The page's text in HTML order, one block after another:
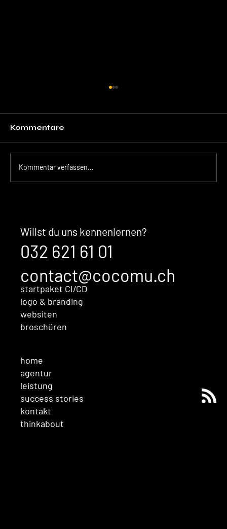
bevor Sales überhaupt im
Gespräch ist
Kommentare
Kommentar verfassen...
home
agentur
leistung
success stories
kontakt
thinkabout
Willst du uns kennenlernen?
032 621 61 01
contact@cocomu.ch
startpaket CI/CD
logo & branding
websiten
broschüren